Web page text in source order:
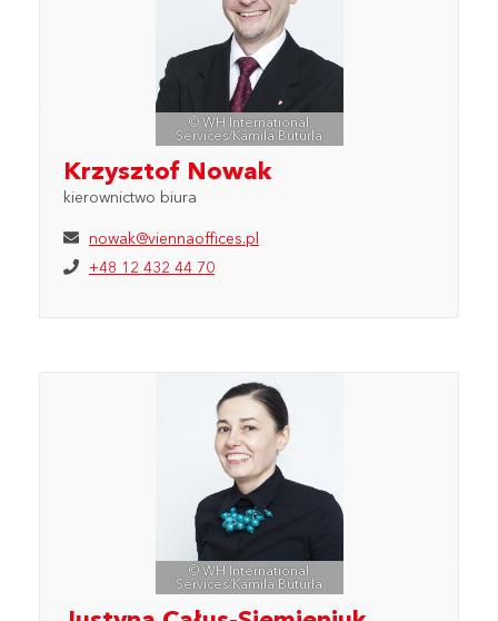
© WH International
Services/Kamila Buturla
Krzysztof Nowak
kierownictwo biura
nowak@viennaoffices.pl
+48 12 432 44 70
© WH International
Services/Kamila Buturla